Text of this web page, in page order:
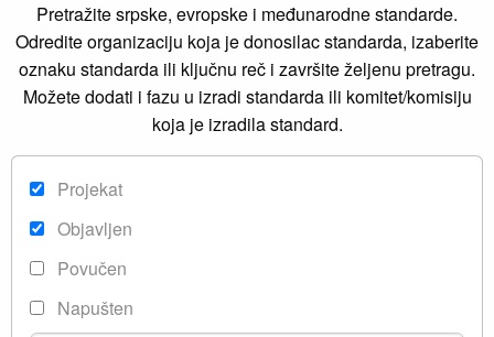
Pretražite srpske, evropske i međunarodne standarde.
Odredite organizaciju koja je donosilac standarda, izaberite
oznaku standarda ili ključnu reč i završite željenu pretragu.
Možete dodati i fazu u izradi standarda ili komitet/komisiju
koja je izradila standard.
Projekat
Objavljen
Povučen
Napušten